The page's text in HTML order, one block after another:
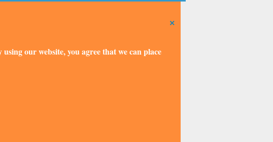
×
our website, you agree that we can place